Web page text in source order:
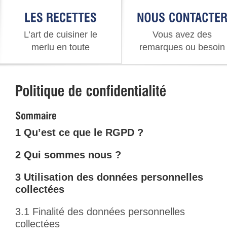
L’art de cuisiner le
merlu en toute
Vous avez des
remarques ou besoin
1 Qu’est ce que le RGPD ?
2 Qui sommes nous ?
3 Utilisation des données personnelles
collectées
3.1 Finalité des données personnelles
collectées